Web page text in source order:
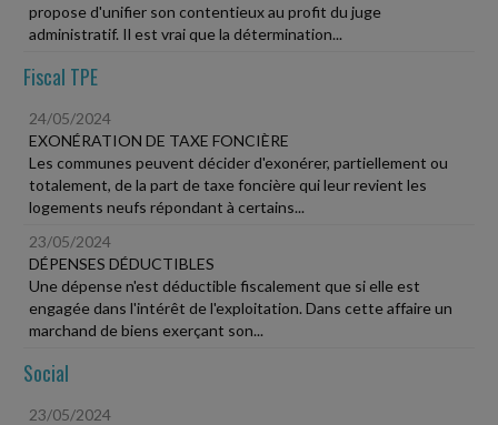
propose d'unifier son contentieux au profit du juge
administratif. Il est vrai que la détermination...
Fiscal TPE
24/05/2024
EXONÉRATION DE TAXE FONCIÈRE
Les communes peuvent décider d'exonérer, partiellement ou
totalement, de la part de taxe foncière qui leur revient les
logements neufs répondant à certains...
23/05/2024
DÉPENSES DÉDUCTIBLES
Une dépense n'est déductible fiscalement que si elle est
engagée dans l'intérêt de l'exploitation. Dans cette affaire un
marchand de biens exerçant son...
Social
23/05/2024